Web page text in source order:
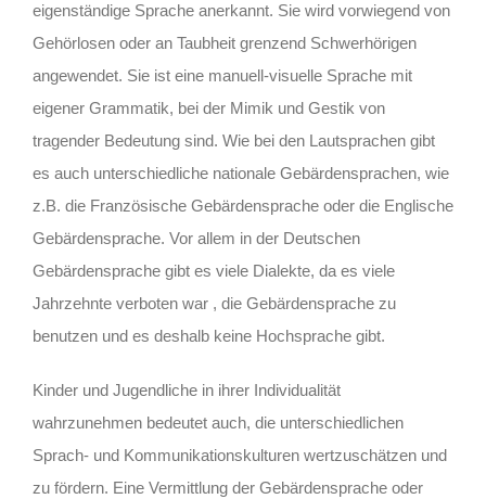
eigenständige Sprache anerkannt. Sie wird vorwiegend von
Gehörlosen oder an Taubheit grenzend Schwerhörigen
angewendet. Sie ist eine manuell-visuelle Sprache mit
eigener Grammatik, bei der Mimik und Gestik von
tragender Bedeutung sind. Wie bei den Lautsprachen gibt
es auch unterschiedliche nationale Gebärdensprachen, wie
z.B. die Französische Gebärdensprache oder die Englische
Gebärdensprache. Vor allem in der Deutschen
Gebärdensprache gibt es viele Dialekte, da es viele
Jahrzehnte verboten war , die Gebärdensprache zu
benutzen und es deshalb keine Hochsprache gibt.
Kinder und Jugendliche in ihrer Individualität
wahrzunehmen bedeutet auch, die unterschiedlichen
Sprach- und Kommunikationskulturen wertzuschätzen und
zu fördern. Eine Vermittlung der Gebärdensprache oder